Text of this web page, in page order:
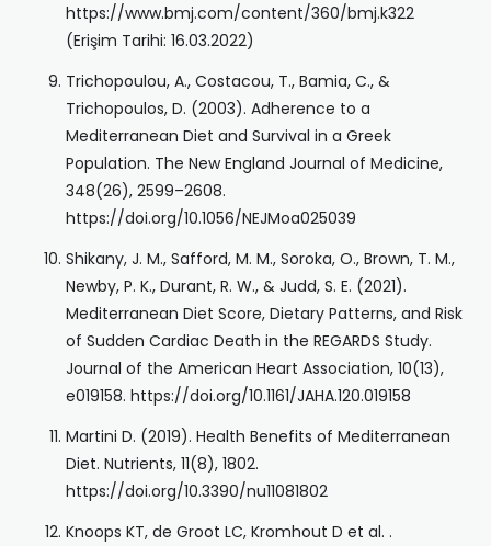
https://www.bmj.com/content/360/bmj.k322
(Erişim Tarihi: 16.03.2022)
Trichopoulou, A., Costacou, T., Bamia, C., &
Trichopoulos, D. (2003). Adherence to a
Mediterranean Diet and Survival in a Greek
Population. The New England Journal of Medicine,
348(26), 2599–2608.
https://doi.org/10.1056/NEJMoa025039
Shikany, J. M., Safford, M. M., Soroka, O., Brown, T. M.,
Newby, P. K., Durant, R. W., & Judd, S. E. (2021).
Mediterranean Diet Score, Dietary Patterns, and Risk
of Sudden Cardiac Death in the REGARDS Study.
Journal of the American Heart Association, 10(13),
e019158. https://doi.org/10.1161/JAHA.120.019158
Martini D. (2019). Health Benefits of Mediterranean
Diet. Nutrients, 11(8), 1802.
https://doi.org/10.3390/nu11081802
Knoops KT, de Groot LC, Kromhout D et al. .